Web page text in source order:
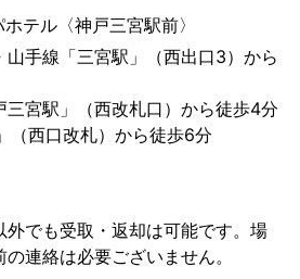
テル〈神戸三宮駅前〉
手線「三宮駅」（西出口3）から
三宮駅」（西改札口）から徒歩4分
（西口改札）から徒歩6分
外でも受取・返却は可能です。場
連絡は必要ございません。